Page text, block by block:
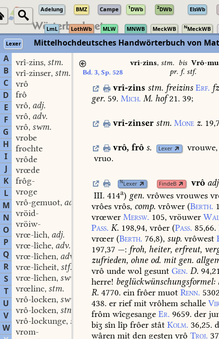
Adelung BMZ Campe 1DWb 2DWb ElsWb
LmL LothWb MLW MNWB MeckWB NMeckWB
Lexer
Mittelhochdeutsches Handwörterbuch von
A
B
C
D
E
F
G
H
I
J
K
L
M
N
O
P
Q
R
S
T
U
V
W
vrî-zins, stm.
vrî-zinser, stm.
vrô
frô
vrô, adj.
vrô, adv.
vrô, swm.
vrobe
frochte
vrôde
vrœde
frôg-
vroge
vrô-gemuot, adj.
vröid-
vröiw-
vrœ-lich, adj.
vrœ-lîche, adv.
vrœ-lîchen, adv.
vrœ-lîcheit, stf.
vrœ-lîchen, swv.
vrœlinc, stm.
vrô-locken, swv.
vrô-locken, stn.
vrô-lockunge, stf.
vrom-
Bd. 3, Sp. 528
vrî-zins, stm. bis Vrô-
pr. f. stf.
vrî-zins stm. freizins Erf.
ger. 59. Mich. M. hof 21. 39;
vrî-zinser stm. Mone z.
vrô, frô s. Lexer
vrouwe,
vruo.
NLexer FindeB vrô
III. 414a) gen. vrôwes vrouwes
vrôes vrôs, comp. vrôwer (Berth.
vrœwer Mersw. 105, vröuwer
Pass. K. 198,94, vrôer (Pass. 85,66.
vrœer (Berth. 76,8), sup. vrôwest
197,37 —: froh, heiter, erfreut,
zufrieden, ohne od. mitgen.
vrô unde wol gesunt Gen. D.
herre! beglückwünschungsformel:
R. 4770. ein frôer muot Renn.
438. er riefmit vrôhem schalle
frôm wîcgesange Er. 9659. der
biʒ sîn lîp frôer stât Kolm. 36,25.
wâren mit den gesten vrô Troj.